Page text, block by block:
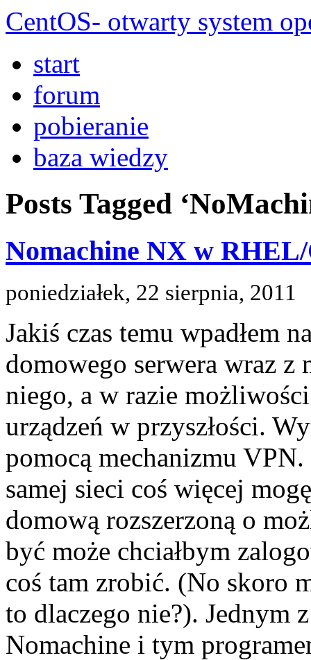
CentOS- otwarty system
start
forum
pobieranie
baza wiedzy
Posts Tagged
Nomachine NX w
poniedziałek, 22 sierpnia, 2011
Jakiś czas temu wpadłem
domowego serwera wraz z
niego, a w razie
urządzeń w przyszłości.
pomocą mechanizmu
samej sieci coś więcej
domową rozszerzoną o
być może chciałbym
coś tam zrobić. (No skoro
to dlaczego nie?). Jednym
Nomachine i tym